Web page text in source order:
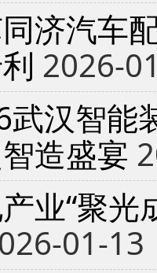
济汽车
2026-
武汉智能
造盛宴
业“聚光
01-13